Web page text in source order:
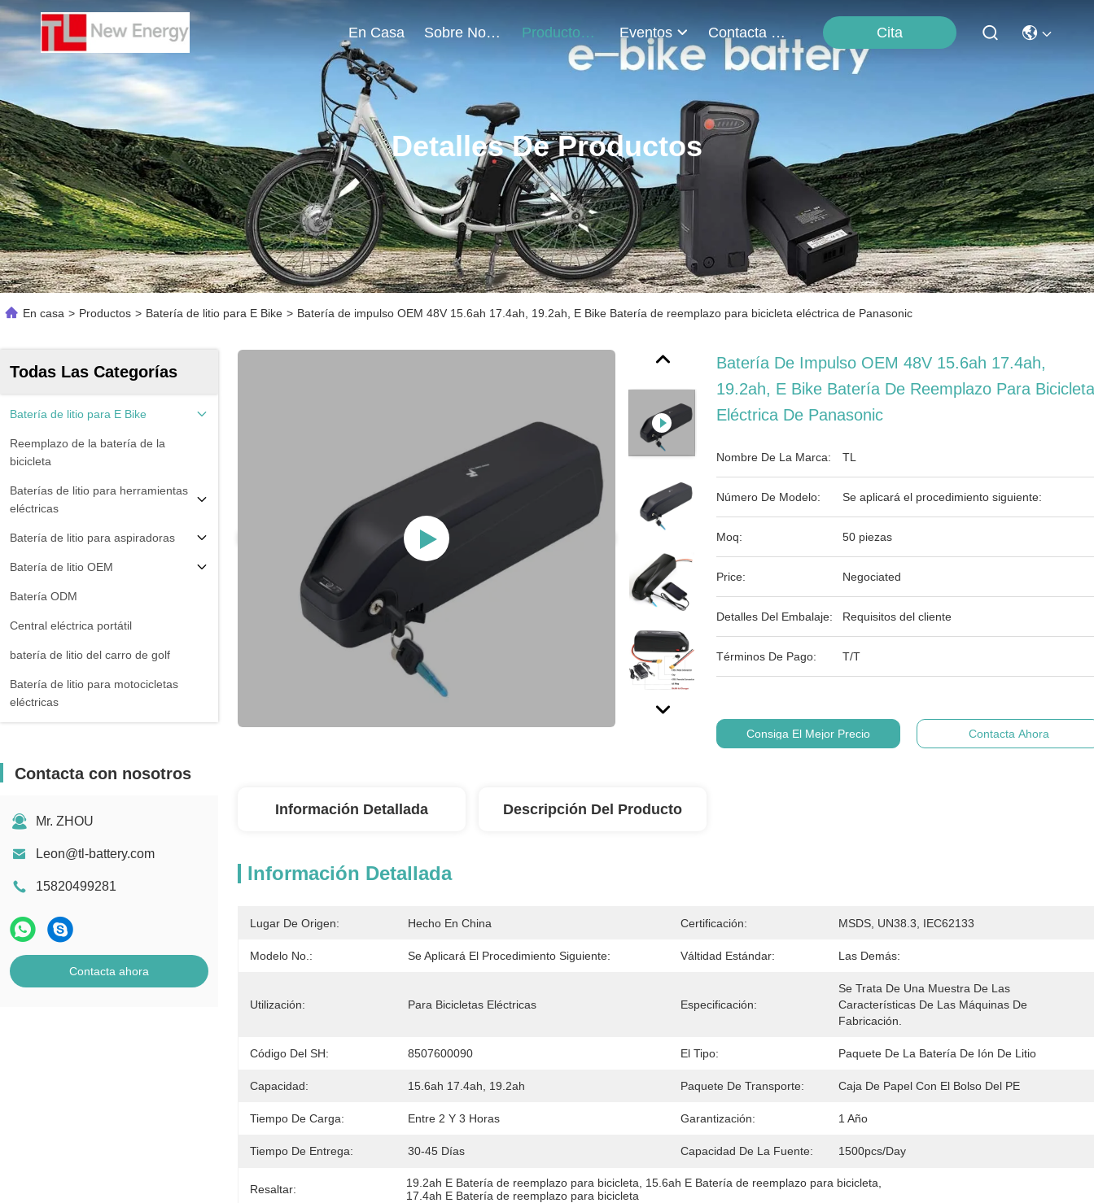
En Casa Sobre Nosotros Productos Eventos Contacta Con Nosotros Cita
Detalles De Productos
En casa > Productos > Batería de litio para E Bike > Batería de impulso OEM 48V 15.6ah 17.4ah, 19.2ah, E Bike Batería de reemplazo para bicicleta eléctrica de Panasonic
Todas Las Categorías
Batería de litio para E Bike
Reemplazo de la batería de la
bicicleta
Baterías de litio para herramientas
eléctricas
Batería de litio para aspiradoras
Batería de litio OEM
Batería ODM
Central eléctrica portátil
batería de litio del carro de golf
Batería de litio para motocicletas
eléctricas
Contacta con nosotros
Mr. ZHOU
Leon@tl-battery.com
15820499281
Contacta ahora
Batería De Impulso OEM 48V 15.6ah 17.4ah,
19.2ah, E Bike Batería De Reemplazo Para Bicicleta
Eléctrica De Panasonic
Nombre De La Marca: TL
Número De Modelo: Se aplicará el procedimiento siguiente:
Moq: 50 piezas
Price: Negociated
Detalles Del Embalaje: Requisitos del cliente
Términos De Pago: T/T
Consiga El Mejor Precio Contacta Ahora
Información Detallada Descripción Del Producto
Información Detallada
Lugar De Origen: Hecho En China Certificación: MSDS, UN38.3, IEC62133
Modelo No.: Se Aplicará El Procedimiento Siguiente: Válti­dad Estándar: Las Demás:
Utilización: Para Bicicletas Eléctricas Especificación:
Se Trata De Una Muestra De Las
Características De Las Máquinas De
Fabricación.
Código Del SH: 8507600090 El Tipo: Paquete De La Batería De Ión De Litio
Capacidad: 15.6ah 17.4ah, 19.2ah Paquete De Transporte: Caja De Papel Con El Bolso Del PE
Tiempo De Carga: Entre 2 Y 3 Horas Garantización: 1 Año
Tiempo De Entrega: 30-45 Días Capacidad De La Fuente: 1500pcs/day
Resaltar: 19.2ah E Batería de reemplazo para bicicleta 15.6ah E Batería de reemplazo para bicicleta
17.4ah E Batería de reemplazo para bicicleta